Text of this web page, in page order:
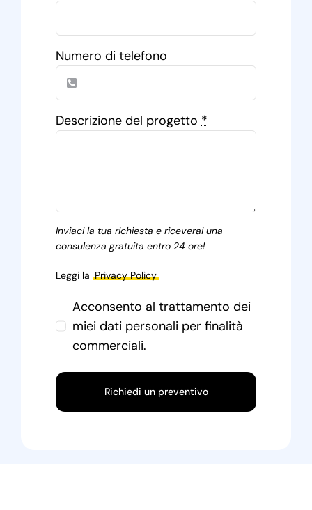
Numero di telefono
Descrizione del progetto*
Inviaci la tua richiesta e riceverai una
consulenza gratuita entro 24 ore!
Leggi la Privacy Policy
Acconsento al trattamento dei
miei dati personali per finalità
commerciali.
Richiedi un preventivo